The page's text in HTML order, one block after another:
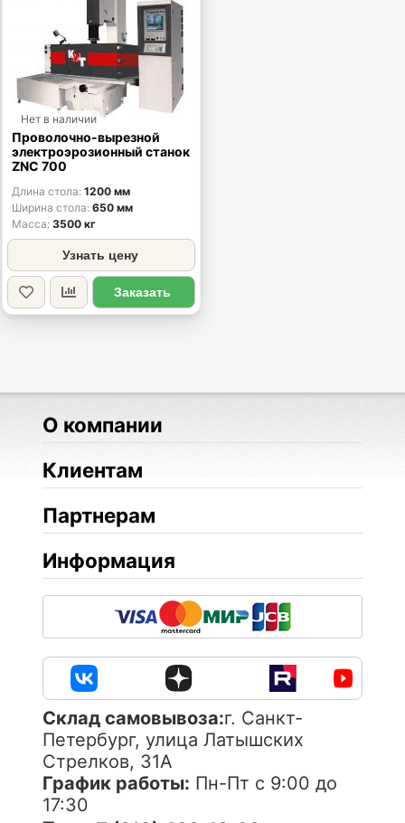
Нет в наличии
Проволочно-вырезной
электроэрозионный станок
ZNC 700
Длина стола 1200 мм
Ширина стола 650 мм
Масса 3500 кг
Узнать цену
Заказать
О компании
Клиентам
Партнерам
Информация
Cклад самовывоза:г. Санкт-
Петербург, улица Латышских
Стрелков, 31А
График работы: Пн-Пт с 9:00 до
17:30